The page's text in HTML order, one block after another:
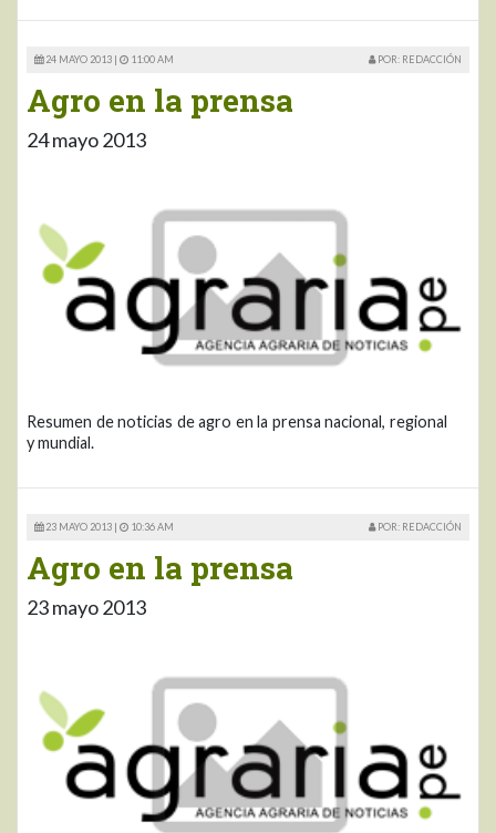
24 MAYO 2013 | 11:00 AM POR: REDACCIÓN
Agro en la prensa
24 mayo 2013
Resumen de noticias de agro en la prensa nacional, regional
y mundial.
23 MAYO 2013 | 10:36 AM POR: REDACCIÓN
Agro en la prensa
23 mayo 2013